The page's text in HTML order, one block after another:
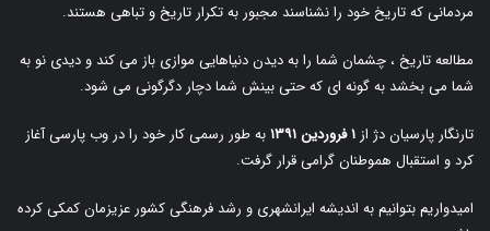
مردمانی که تاریخ خود را نشناسند مجبور به تکرار تاریخ و تباهی هستند.
مطالعه تاریخ ، چشمان شما را به دیدن دنیاهایی موازی باز می کند و دیدی نو به
شما می بخشد به گونه ای که حتی بینش شما دچار دگرگونی می شود.
تارنگار پارسیان دژ از ۱ فروردین ۱۳۹۱
به طور رسمی کار خود را در وب پارسی آغاز
کرد و استقبال هموطنان گرامی قرار گرفت.
امیدواریم بتوانیم به اندیشه ایرانشهری و رشد فرهنگی کشور عزیزمان کمکی کرده